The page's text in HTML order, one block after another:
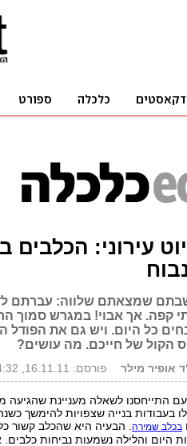
עירוני:
שמצאתם שלווה: עברתם
קפה. אך אבוי! במגרש סמוך
כל היום. ויש גם את
הקול של חייכם. מה עושים?
אופיר מילר פורסם: 16.11.11, 14:32
התייחסנו לשאלה מעניינת שהגיעה
בעבודות בנייה שצפויות להימשך
בכלב שמירה. הבעיה היא שהכלב קשור
היום והלילה נשמעות נביחות